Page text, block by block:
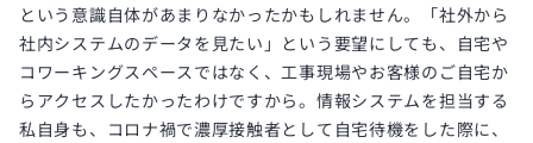
という意識自体があまりなかったかもしれません。「社外から
社内システムのデータを見たい」という要望にしても、自宅や
コワーキングスペースではなく、工事現場やお客様のご自宅か
らアクセスしたかったわけですから。情報システムを担当する
私自身も、コロナ禍で濃厚接触者として自宅待機をした際に、